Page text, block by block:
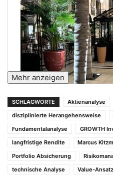
Mehr anzeigen
SCHLAGWORTE Aktienanalyse
disziplinierte Herangehensweise
Fundamentalanalyse
GROWTH
langfristige Rendite
Marcus
Portfolio Absicherung
technische Analyse
Value-Ansatz